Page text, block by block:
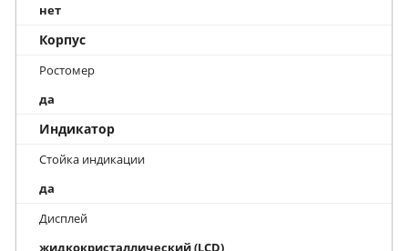
нет
Корпус
Ростомер
да
Индикатор
Стойка индикации
да
Дисплей
жидкокристаллический (LCD)